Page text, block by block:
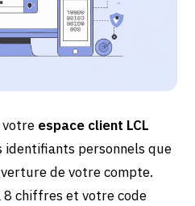
votre espace client LCL
identifiants personnels que
de votre compte.
8 chiffres et votre code